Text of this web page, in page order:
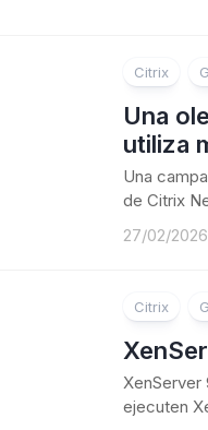
Citrix
Una
utiliza
Una
de Citrix
27/02/2026
Citrix
XenServer
ejecuten